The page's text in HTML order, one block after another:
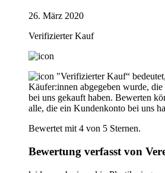
26. März 2020
Verifizierter Kauf
"Verifizierter Kauf“
Käufer:innen abgegeben wurde,
bei uns gekauft haben. Bewerten
alle, die ein Kundenkonto bei uns
Bewertet mit 4 von 5 Sternen.
Bewertung verfasst von